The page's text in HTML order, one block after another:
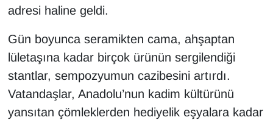
adresi haline geldi.
Gün boyunca seramikten cama, ahşaptan
lületaşına kadar birçok ürünün sergilendiği
stantlar, sempozyumun cazibesini artırdı.
Vatandaşlar, Anadolu’nun kadim kültürünü
yansıtan çömleklerden hediyelik eşyalara kadar